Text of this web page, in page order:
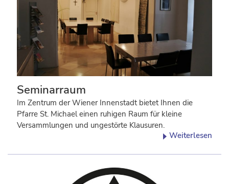
Seminarraum
Im Zentrum der Wiener Innenstadt bietet Ihnen die
Pfarre St. Michael einen ruhigen Raum für kleine
Versammlungen und ungestörte Klausuren.
Weiterlesen